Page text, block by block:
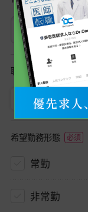
職種
医師
希望勤務形態
常勤
非常勤